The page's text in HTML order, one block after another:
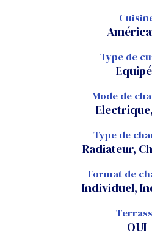
Type de
Mode de
Type de
Radiateur,
Format de
Individuel,
OUI